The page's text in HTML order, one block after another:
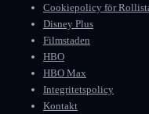
Cookiepolicy för
Disney Plus
Filmstaden
HBO
HBO Max
Integritetspolicy
Kontakt